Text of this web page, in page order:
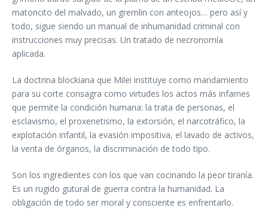
matoncito del malvado, un gremlin con anteojos… pero así y
todo, sigue siendo un manual de inhumanidad criminal con
instrucciones muy precisas. Un tratado de necronomía
aplicada.
La doctrina blockiana que Milei instituye como mandamiento
para su corte consagra como virtudes los actos más infames
que permite la condición humana: la trata de personas, el
esclavismo, el proxenetismo, la extorsión, el narcotráfico, la
explotación infantil, la evasión impositiva, el lavado de activos,
la venta de órganos, la discriminación de todo tipo.
Son los ingredientes con los que van cocinando la peor tiranía.
Es un rugido gutural de guerra contra la humanidad. La
obligación de todo ser moral y consciente es enfrentarlo.